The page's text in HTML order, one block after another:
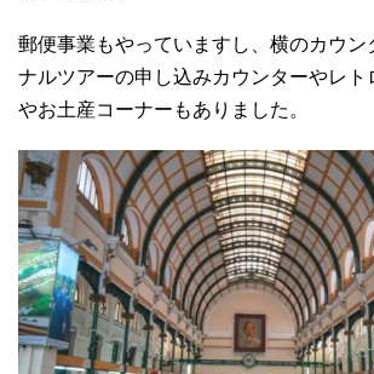
郵便事業もやっていますし、横のカウン
ナルツアーの申し込みカウンターやレト
やお土産コーナーもありました。